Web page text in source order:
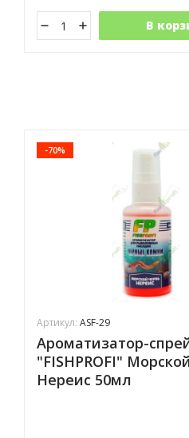
В
-70%
Артикул: ASF-29
Ароматизатор-
"FISHPROFI"
Нереис 50мл